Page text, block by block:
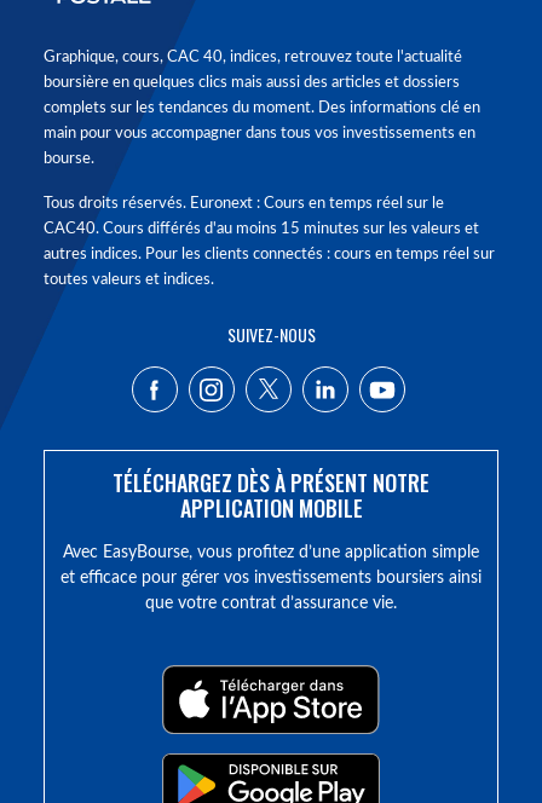
Graphique, cours, CAC 40, indices, retrouvez toute l'actualité
boursière en quelques clics mais aussi des articles et dossiers
complets sur les tendances du moment. Des informations clé en
main pour vous accompagner dans tous vos investissements en
bourse.
Tous droits réservés. Euronext : Cours en temps réel sur le
CAC40. Cours différés d'au moins 15 minutes sur les valeurs et
autres indices. Pour les clients connectés : cours en temps réel sur
toutes valeurs et indices.
SUIVEZ-NOUS
TÉLÉCHARGEZ DÈS À PRÉSENT NOTRE
APPLICATION MOBILE
Avec EasyBourse, vous profitez d’une application simple
et efficace pour gérer vos investissements boursiers ainsi
que votre contrat d’assurance vie.